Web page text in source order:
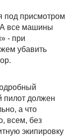
под присмотром
А все машины
- при
убавить
пилот должен
а что
всем, без
экипировку